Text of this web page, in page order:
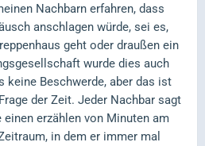
Nachbarn erfahren, dass
anschlagen würde, sei es,
geht oder draußen ein
wurde dies auch
keine Beschwerde, aber das ist
der Zeit. Jeder Nachbar sagt
erzählen von Minuten am
in dem er immer mal